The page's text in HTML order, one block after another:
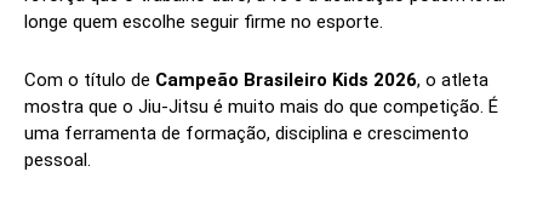
longe quem escolhe seguir firme no esporte.
Com o título de Campeão Brasileiro Kids 2026, o atleta
mostra que o Jiu-Jitsu é muito mais do que competição. É
uma ferramenta de formação, disciplina e crescimento
pessoal.